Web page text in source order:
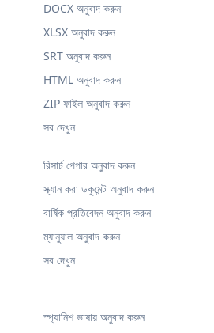
রিসার্চ পেপার অনুবাদ করুন
স্ক্যান করা ডকুমেন্ট অনুবাদ করুন
বার্ষিক প্রতিবেদন অনুবাদ করুন
ম্যানুয়াল অনুবাদ করুন
সব দেখুন
স্প্যানিশ ভাষায় অনুবাদ করুন
DOCX অনুবাদ করুন
XLSX অনুবাদ করুন
SRT অনুবাদ করুন
HTML অনুবাদ করুন
ZIP ফাইল অনুবাদ করুন
সব দেখুন